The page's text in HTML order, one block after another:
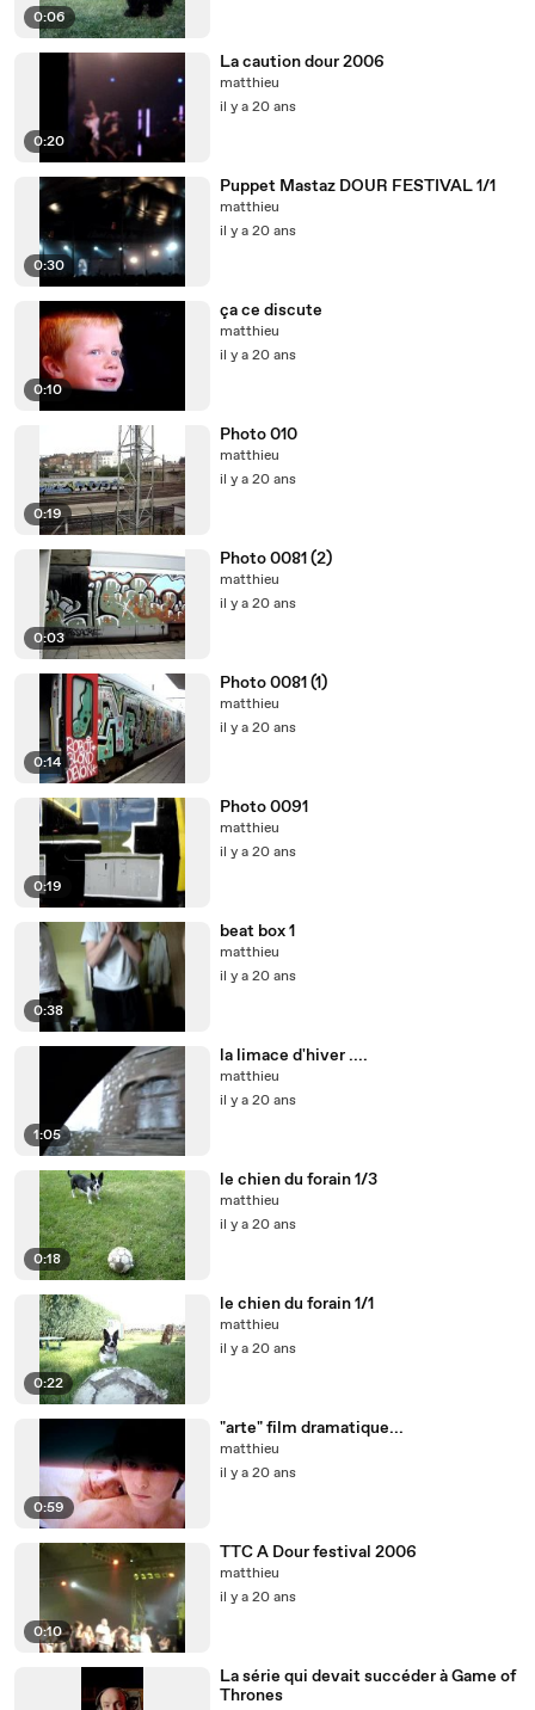
0:06
0:20
La caution dour 2006
matthieu
il y a 20 ans
0:30
Puppet Mastaz DOUR FESTIVAL 1/1
matthieu
il y a 20 ans
0:10
ça ce discute
matthieu
il y a 20 ans
0:19
Photo 010
matthieu
il y a 20 ans
0:03
Photo 0081 (2)
matthieu
il y a 20 ans
0:14
Photo 0081 (1)
matthieu
il y a 20 ans
0:19
Photo 0091
matthieu
il y a 20 ans
0:38
beat box 1
matthieu
il y a 20 ans
1:05
la limace d'hiver ....
matthieu
il y a 20 ans
0:18
le chien du forain 1/3
matthieu
il y a 20 ans
0:22
le chien du forain 1/1
matthieu
il y a 20 ans
0:59
"arte" film dramatique...
matthieu
il y a 20 ans
0:10
TTC A Dour festival 2006
matthieu
il y a 20 ans
La série qui devait succéder à Game of
Thrones